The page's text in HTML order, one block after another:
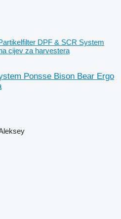
DPF & SCR System
cijev za harvestera
Ponsse Bison Bear Ergo